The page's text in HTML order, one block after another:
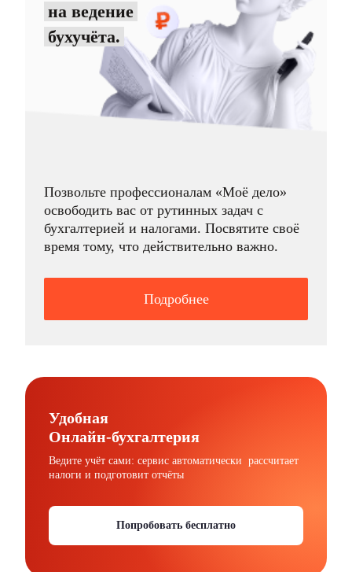
на ведение
бухучёта.
Позвольте профессионалам «Моё дело»
освободить вас от рутинных задач с
бухгалтерией и налогами. Посвятите своё
время тому, что действительно важно.
Подробнее
Удобная
Онлайн-бухгалтерия
Ведите учёт сами: сервис автоматически рассчитает
налоги и подготовит отчёты
Попробовать бесплатно